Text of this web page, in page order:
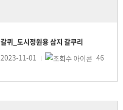
갈퀴_도시정원용 삼지 갈쿠리
2023-11-01
46